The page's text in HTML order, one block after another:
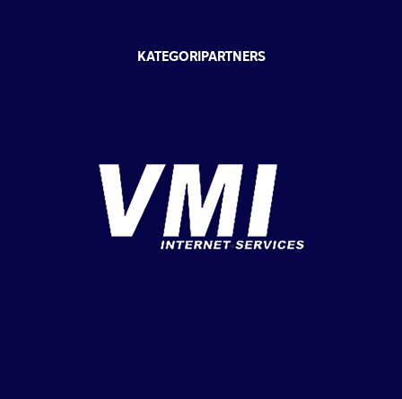
KATEGORIPARTNERS